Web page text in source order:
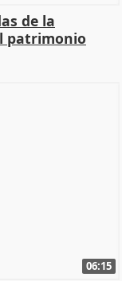
de la
patrimonio
06:15